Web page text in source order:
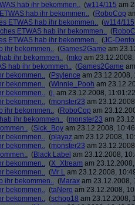
hab ihr bekommen.. (w114/115 am
hab ihr bekommen.. (RoboCop
ETWAS hab ihr bekommen.. (w114/115
ETWAS hab ihr bekommen.. (
ETWAS hab ihr bekommen.. (JC-
ihr bekommen.. (Games2Game am
ihr bekommen.. (mko am
hab ihr bekommen.. (Games2Game
bekommen.. (Psylence am 23.12.2008,
bekommen.. (Winnie_Pooh am
bekommen.. (j. am 23.12.2008,
bekommen.. (monster23 am
ihr bekommen.. (RoboCop am
ihr bekommen.. (monster23 am
(Sick_Boy am 23.12.2008,
bekommen.. (playaz am 23.12.2008,
bekommen.. (monster23 am
(Black Label am 23.12.2008,
bekommen.. (X_Xtream am
bekommen.. (Mr L am 23.12.2008,
ihr bekommen.. (Marax am 23.12.2008,
bekommen.. (taNero am 23.12.2008,
bekommen.. (schop18 am 23.12.2008,